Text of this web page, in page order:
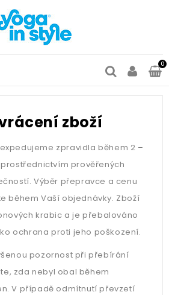
0
zboží
zpravidla během 2 –
prověřených
Výběr přepravce a cenu
během Vaší objednávky. Zboží
krabic a je přebalováno
ochrana proti jeho poškození.
pozornost při přebírání
zda nebyl obal během
V případě odmítnutí převzetí